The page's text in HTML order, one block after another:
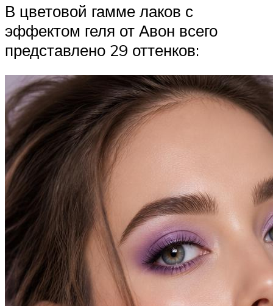
В цветовой гамме лаков с
эффектом геля от Авон всего
представлено 29 оттенков: